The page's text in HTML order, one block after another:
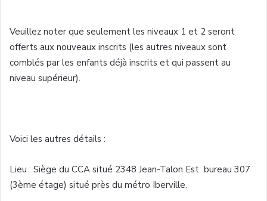
Veuillez noter que seulement les niveaux 1 et 2 seront
offerts aux nouveaux inscrits (les autres niveaux sont
comblés par les enfants déjà inscrits et qui passent au
niveau supérieur).
Voici les autres détails :
Lieu : Siège du CCA situé 2348 Jean-Talon Est bureau 307
(3ème étage) situé près du métro Iberville.